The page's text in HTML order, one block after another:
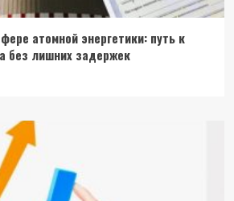
атомной энергетики: путь к
без лишних задержек